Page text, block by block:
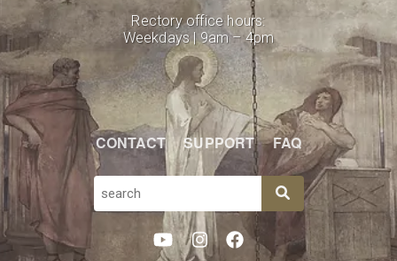
Rectory office hours:
Weekdays | 9am – 4pm
CONTACT SUPPORT FAQ